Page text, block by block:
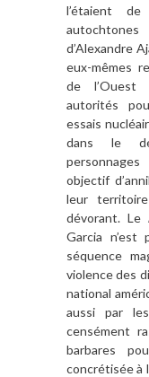
l’étaient
d’Alexandre
eux-mêmes
de l’Ouest
autorités
essais
dans le
objectif
leur
dévorant. Le
Garcia
séquence
violence des
national
aussi par
censément
barbares
concrétisée à